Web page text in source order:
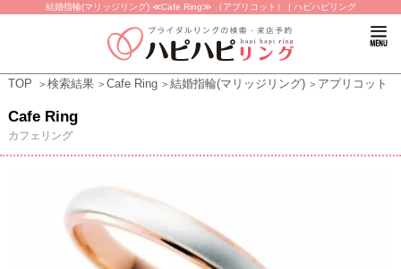
結婚指輪(マリッジリング) ≪Cafe Ring≫ （アプリコット） | ハピハピリング
TOP 検索結果 Cafe Ring 結婚指輪(マリッジリング) アプリコット
Cafe Ring
カフェリング